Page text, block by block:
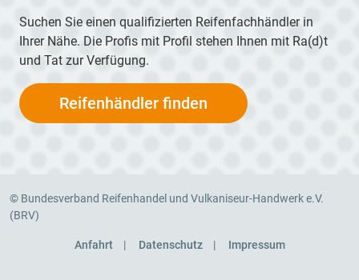
Suchen Sie einen qualifizierten Reifenfachhändler in
Ihrer Nähe. Die Profis mit Profil stehen Ihnen mit Ra(d)t
und Tat zur Verfügung.
Reifenhändler finden
© Bundesverband Reifenhandel und Vulkaniseur-Handwerk e.V.
(BRV)
Anfahrt Datenschutz Impressum